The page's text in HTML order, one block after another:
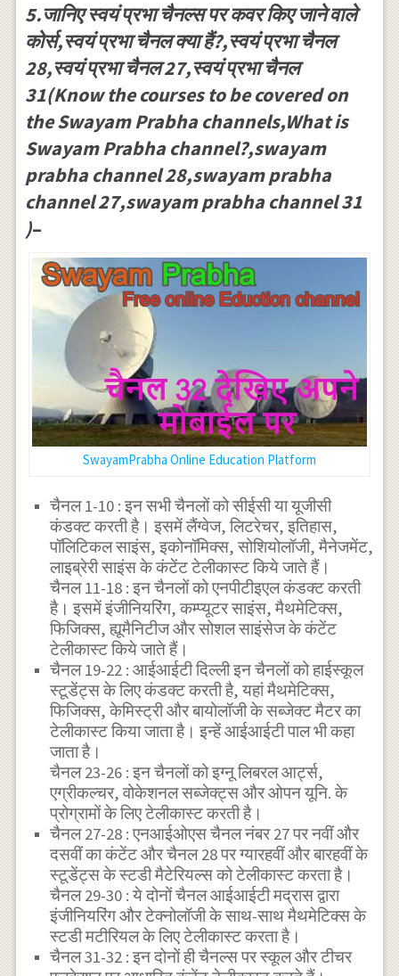
5.जानिए स्वयं प्रभा चैनल्स पर कवर किए जाने वाले
कोर्स,स्वयं प्रभा चैनल क्या हैं?,स्वयं प्रभा चैनल
28,स्वयं प्रभा चैनल 27,स्वयं प्रभा चैनल
31(Know the courses to be covered on
the Swayam Prabha channels,What is
Swayam Prabha channel?,swayam
prabha channel 28,swayam prabha
channel 27,swayam prabha channel 31
)–
SwayamPrabha Online Education Platform
चैनल 1-10 : इन सभी चैनलों को सीईसी या यूजीसी
कंडक्ट करती है। इसमें लैंग्वेज, लिटरेचर, इतिहास,
पॉलिटिकल साइंस, इकोनॉमिक्स, सोशियोलॉजी, मैनेजमेंट,
लाइब्रेरी साइंस के कंटेंट टेलीकास्ट किये जाते हैं।
चैनल 11-18 : इन चैनलों को एनपीटीइएल कंडक्ट करती
है। इसमें इंजीनियरिंग, कम्प्यूटर साइंस, मैथमेटिक्स,
फिजिक्स, ह्यूमैनिटीज और सोशल साइंसेज के कंटेंट
टेलीकास्ट किये जाते हैं।
चैनल 19-22 : आईआईटी दिल्ली इन चैनलों को हाईस्कूल
स्टूडेंट्स के लिए कंडक्ट करती है, यहां मैथमेटिक्स,
फिजिक्स, केमिस्ट्री और बायोलॉजी के सब्जेक्ट मैटर का
टेलीकास्ट किया जाता है। इन्हें आईआईटी पाल भी कहा
जाता है।
चैनल 23-26 : इन चैनलों को इग्नू लिबरल आर्ट्स,
एग्रीकल्चर, वोकेशनल सब्जेक्ट्स और ओपन यूनि. के
प्रोग्रामों के लिए टेलीकास्ट करती है।
चैनल 27-28 : एनआईओएस चैनल नंबर 27 पर नवीं और
दसवीं का कंटेंट और चैनल 28 पर ग्यारहवीं और बारहवीं के
स्टूडेंट्स के स्टडी मैटेरियल्स को टेलीकास्ट करता है।
चैनल 29-30 : ये दोनों चैनल आईआईटी मद्रास द्वारा
इंजीनियरिंग और टेक्नोलॉजी के साथ-साथ मैथमेटिक्स के
स्टडी मटीरियल के लिए टेलीकास्ट करता है।
चैनल 31-32 : इन दोनों ही चैनल्स पर स्कूल और टीचर